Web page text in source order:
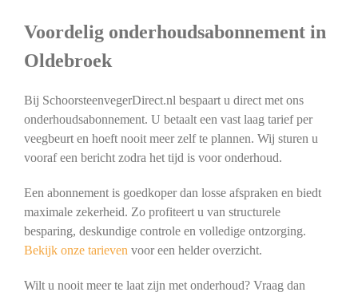
Voordelig onderhoudsabonnement in
Oldebroek
Bij SchoorsteenvegerDirect.nl bespaart u direct met ons
onderhoudsabonnement. U betaalt een vast laag tarief per
veegbeurt en hoeft nooit meer zelf te plannen. Wij sturen u
vooraf een bericht zodra het tijd is voor onderhoud.
Een abonnement is goedkoper dan losse afspraken en biedt
maximale zekerheid. Zo profiteert u van structurele
besparing, deskundige controle en volledige ontzorging.
Bekijk onze tarieven voor een helder overzicht.
Wilt u nooit meer te laat zijn met onderhoud? Vraag dan